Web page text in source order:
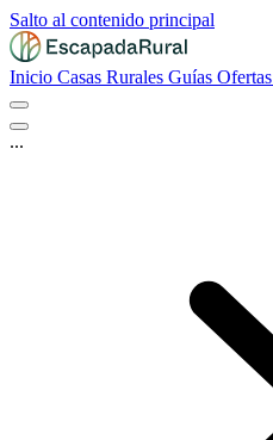
Salto al contenido principal
Inicio Casas Rurales Guías Ofertas
...